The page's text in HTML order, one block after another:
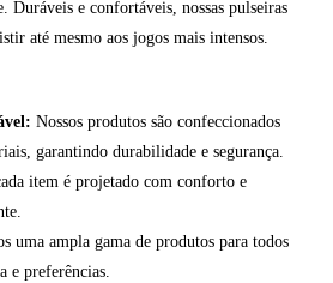
Duráveis e confortáveis, nossas pulseiras
até mesmo aos jogos mais intensos.
Nossos produtos são confeccionados
garantindo durabilidade e segurança.
item é projetado com conforto e
uma ampla gama de produtos para todos
e preferências.